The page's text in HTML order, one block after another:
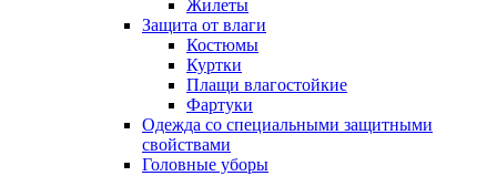
Жилеты
Защита от влаги
Костюмы
Куртки
Плащи влагостойкие
Фартуки
Одежда со специальными защитными
свойствами
Головные уборы